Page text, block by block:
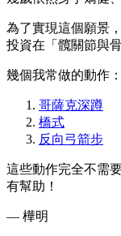
為了實現這個願景
投資在「髖關節與
幾個我常做的動作：
哥薩克深蹲
橋式
反向弓箭步
這些動作完全不需
有幫助！
— 樺明